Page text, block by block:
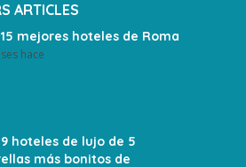
ARTICLES
mejores hoteles de Roma
hace
9 hoteles de lujo de 5
más bonitos de